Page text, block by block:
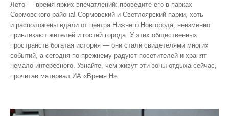
Лето — время ярких впечатлений: проведите его в парках
Сормовского района! Сормовский и Светлоярский парки, хоть
и расположены вдали от центра Нижнего Новгорода, неизменно
привлекают жителей и гостей города. У этих общественных
пространств богатая история — они стали свидетелями многих
событий, а сегодня по‑прежнему радуют посетителей и хранят
немало интересного. Узнайте, чем живут эти зоны отдыха сейчас,
прочитав материал ИА «Время Н».